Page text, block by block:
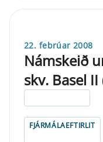
22. febrúar 2008
Námskeið
skv. Basel II
FJÁRMÁLAEFTIRLIT